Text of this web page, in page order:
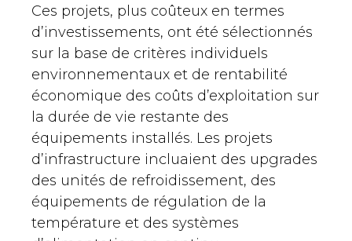
Ces projets, plus coûteux en termes
d’investissements, ont été sélectionnés
sur la base de critères individuels
environnementaux et de rentabilité
économique des coûts d’exploitation sur
la durée de vie restante des
équipements installés. Les projets
d’infrastructure incluaient des upgrades
des unités de refroidissement, des
équipements de régulation de la
température et des systèmes